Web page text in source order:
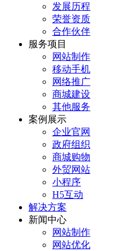
发展历程
荣誉资质
合作伙伴
服务项目
网站制作
移动手机
网络推广
商城建设
其他服务
案例展示
企业官网
政府组织
商城购物
外贸网站
小程序
H5互动
解决方案
新闻中心
网站制作
网站优化